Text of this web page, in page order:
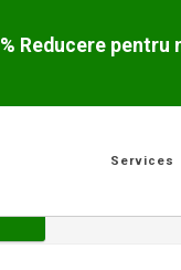
Reducere
Services